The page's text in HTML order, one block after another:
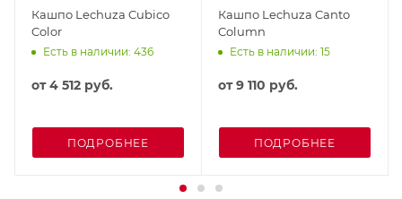
Кашпо Lechuza Cubico
Color
Есть в наличии: 436
от4 512 руб.
ПОДРОБНЕЕ
Кашпо Lechuza Canto
Column
Есть в наличии: 15
от9 110 руб.
ПОДРОБНЕЕ